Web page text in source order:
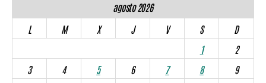
agosto 2026
L
M X J V S
D
1
2
3
4 5 6 7 8
9